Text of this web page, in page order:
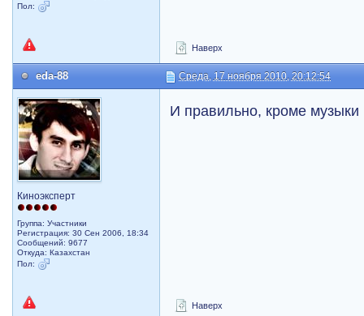
Пол:
Наверх
eda-88 Среда, 17 ноября 2010, 20:12:54
Киноэксперт
Группа: Участники
Регистрация: 30 Сен 2006, 18:34
Сообщений: 9677
Откуда: Казахстан
Пол:
И правильно, кроме музыки
Наверх